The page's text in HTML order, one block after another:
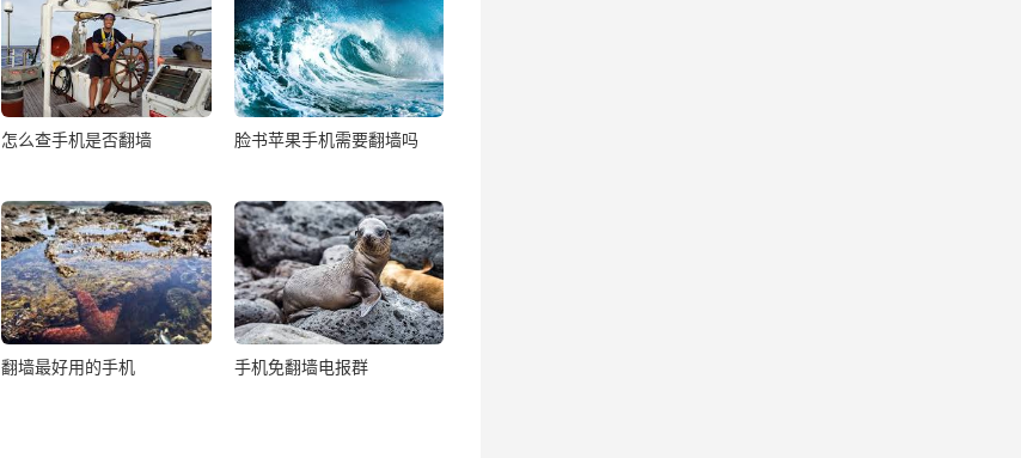
怎么查手机是否翻墙 脸书苹果手机需要翻墙吗
翻墙最好用的手机 手机免翻墙电报群